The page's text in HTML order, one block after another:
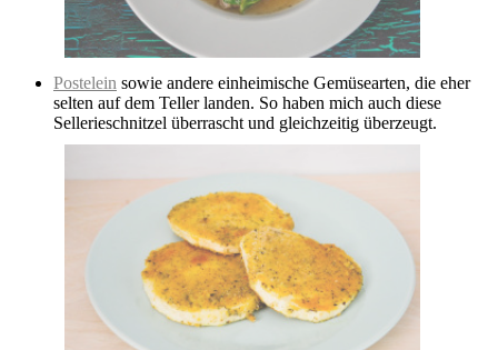
Postelein sowie andere einheimische Gemüsearten, die eher
selten auf dem Teller landen. So haben mich auch diese
Sellerieschnitzel überrascht und gleichzeitig überzeugt.